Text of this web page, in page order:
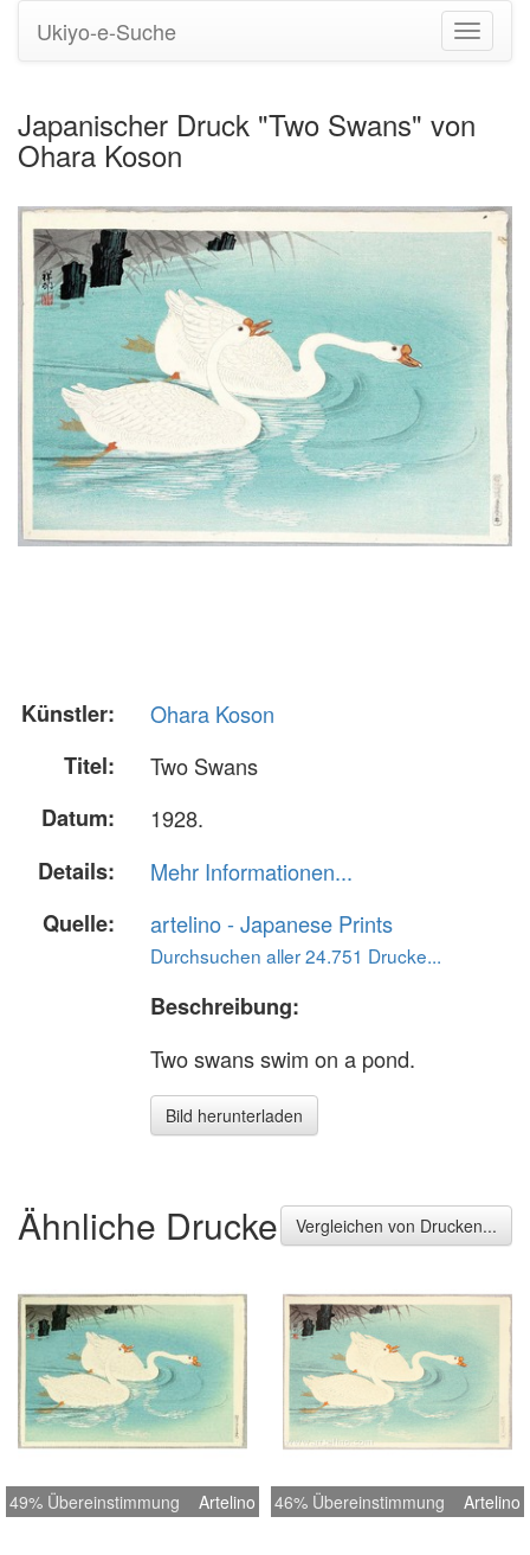
Ukiyo-e-Suche
Japanischer Druck "Two Swans" von
Ohara Koson
Künstler:
Ohara Koson
Titel:
Two Swans
Datum:
1928.
Details:
Mehr Informationen...
Quelle:
artelino - Japanese Prints
Durchsuchen aller 24.751 Drucke...
Beschreibung:
Two swans swim on a pond.
Bild herunterladen
Ähnliche Drucke Vergleichen von Drucken...
49% Übereinstimmung Artelino 46% Übereinstimmung Artelino